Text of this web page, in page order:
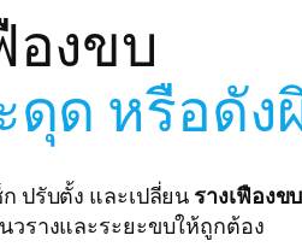
องขบ
ดุด หรือดัง
ปรับตั้ง และเปลี่ยน รางเฟืองข
วรางและระยะขบให้ถูกต้อง